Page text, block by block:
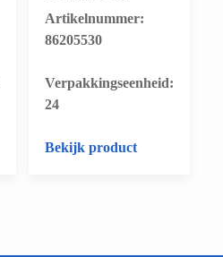
Artikelnummer:
86205530
​Verpakkingseenheid:
24
Bekijk product